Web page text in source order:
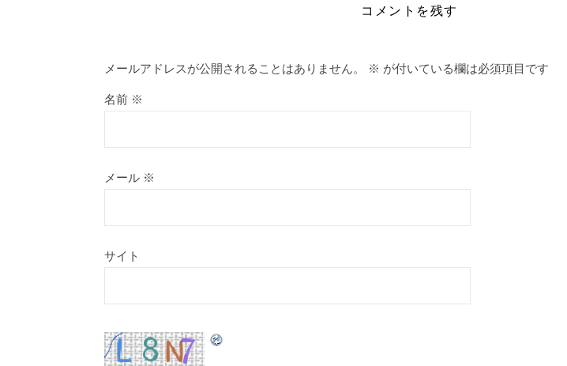
コメントを残す
メールアドレスが公開されることはありません。 ※ が付いている欄は必須項目です
名前 ※
メール ※
サイト